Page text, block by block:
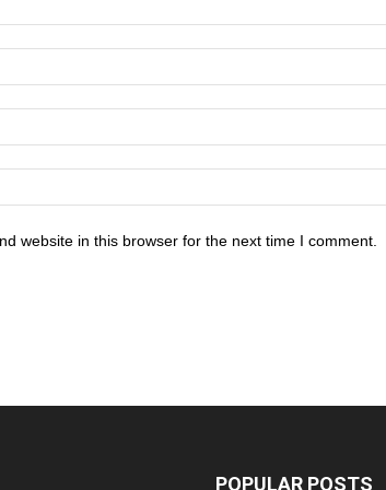
website in this browser for the next time I comment.
POPULAR POSTS